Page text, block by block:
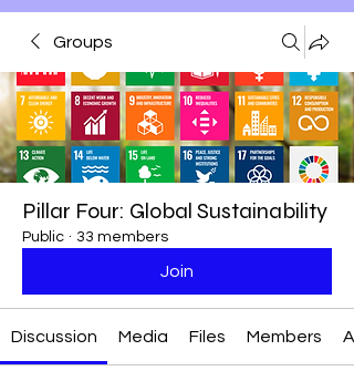
Groups
Pillar Four: Global Sustainability
Public · 33 members
Join
Discussion Media Files Members